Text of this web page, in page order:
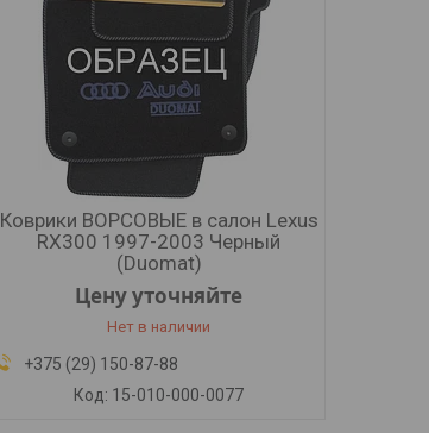
Коврики ВОРСОВЫЕ в салон Lexus
RX300 1997-2003 Черный
(Duomat)
Цену уточняйте
Нет в наличии
+375 (29) 150-87-88
15-010-000-0077